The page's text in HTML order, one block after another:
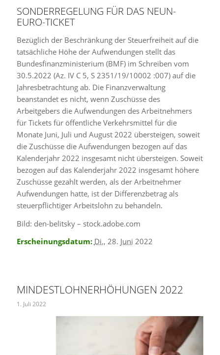
SONDERREGELUNG FÜR DAS NEUN-
EURO-TICKET
Bezüglich der Beschränkung der Steuerfreiheit auf die
tatsächliche Höhe der Aufwendungen stellt das
Bundesfinanzministerium (BMF) im Schreiben vom
30.5.2022 (Az. IV C 5, S 2351/19/10002 :007) auf die
Jahresbetrachtung ab. Die Finanzverwaltung
beanstandet es nicht, wenn Zuschüsse des
Arbeitgebers die Aufwendungen des Arbeitnehmers
für Tickets für öffentliche Verkehrsmittel für die
Monate Juni, Juli und August 2022 übersteigen, soweit
die Zuschüsse die Aufwendungen bezogen auf das
Kalenderjahr 2022 insgesamt nicht übersteigen. Soweit
bezogen auf das Kalenderjahr 2022 insgesamt höhere
Zuschüsse gezahlt werden, als der Arbeitnehmer
Aufwendungen hatte, ist der Differenzbetrag als
steuerpflichtiger Arbeitslohn zu behandeln.
Bild: den-belitsky – stock.adobe.com
Erscheinungsdatum: Di., 28. Juni 2022
MINDESTLOHNERHÖHUNGEN 2022
1. Juli 2022